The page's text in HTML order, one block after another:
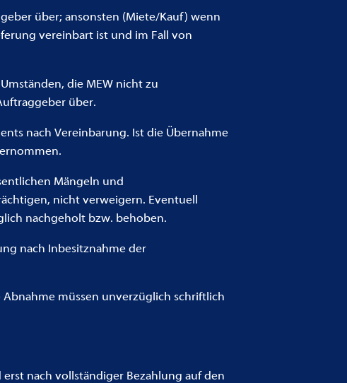
über; ansonsten (Miete/Kauf) wenn
vereinbart ist und im Fall von
die MEW nicht zu
über.
nach Vereinbarung. Ist die Übernahme
Mängeln und
nicht verweigern. Eventuell
nachgeholt bzw. behoben.
nach Inbesitznahme der
müssen unverzüglich schriftlich
nach vollständiger Bezahlung auf den